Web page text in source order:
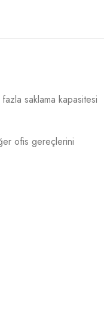
saklama kapasitesi
ofis gereçlerini